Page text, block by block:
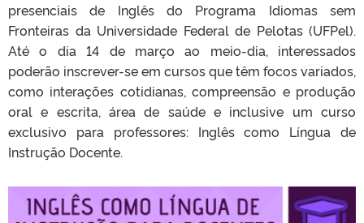
presenciais de Inglês do Programa Idiomas sem
Fronteiras da Universidade Federal de Pelotas (UFPel).
Até o dia 14 de março ao meio-dia, interessados
poderão inscrever-se em cursos que têm focos variados,
como interações cotidianas, compreensão e produção
oral e escrita, área de saúde e inclusive um curso
exclusivo para professores: Inglês como Língua de
Instrução Docente.